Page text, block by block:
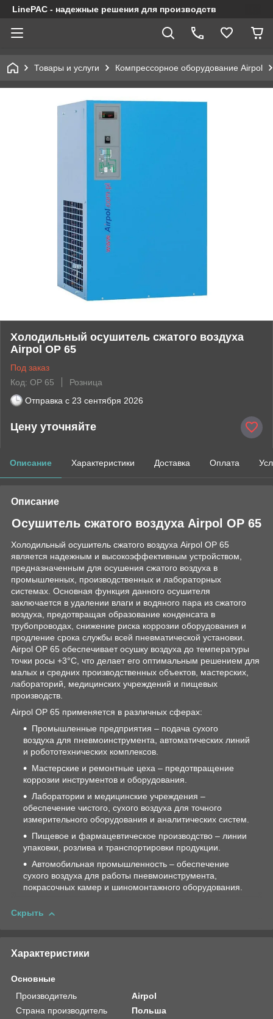
LinePAC - надежные решения для производств
Товары и услуги Компрессорное оборудование Airpol
Холодильный осушитель сжатого воздуха
Airpol OP 65
Под заказ
Код: ОР 65
Розница
Отправка с 23 сентября 2026
Цену уточняйте
Описание Характеристики Доставка Оплата
Описание
Осушитель сжатого воздуха Airpol OP 65
Холодильный осушитель сжатого воздуха Airpol OP 65
является надежным и высокоэффективным устройством,
предназначенным для осушения сжатого воздуха в
промышленных, производственных и лабораторных
системах. Основная функция данного осушителя
заключается в удалении влаги и водяного пара из сжатого
воздуха, предотвращая образование конденсата в
трубопроводах, снижение риска коррозии оборудования и
продление срока службы всей пневматической установки.
Airpol OP 65 обеспечивает осушку воздуха до температуры
точки росы +3°C, что делает его оптимальным решением для
малых и средних производственных объектов, мастерских,
лабораторий, медицинских учреждений и пищевых
производств.
Airpol OP 65 применяется в различных сферах:
Промышленные предприятия – подача сухого
воздуха для пневмоинструмента, автоматических линий
и робототехнических комплексов.
Мастерские и ремонтные цеха – предотвращение
коррозии инструментов и оборудования.
Лаборатории и медицинские учреждения –
обеспечение чистого, сухого воздуха для точного
измерительного оборудования и аналитических систем.
Пищевое и фармацевтическое производство – линии
упаковки, розлива и транспортировки продукции.
Автомобильная промышленность – обеспечение
сухого воздуха для работы пневмоинструмента,
покрасочных камер и шиномонтажного оборудования.
Скрыть
Характеристики
Основные
Производитель
Airpol
Страна производитель
Польша